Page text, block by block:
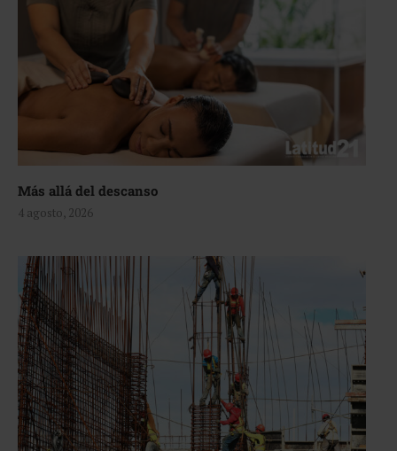
Más allá del descanso
4 agosto, 2026